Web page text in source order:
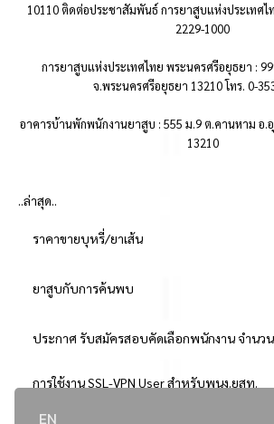
EN
10110 ติดต่อประชาสัมพันธ์ การยาสูบแห่งประเทศไ
2229-1000
การยาสูบแห่งประเทศไทย พระนครศรีอยุธยา :
จ.พระนครศรีอยุธยา 13210 โทร. 0-
อาคารบ้านพักพนักงานยาสูบ : 555 ม.9 ต.คานหาม อ.
13210
..ล่าสุด..
ราคาขายบุหรี่/ยาเส้น
ยาสูบกับการค้นพบ
ประกาศ รับสมัครสอบคัดเลือกพนักงาน จำนว
การใช้งาน SSL-VPN User สำหรับพนง.ยสท.